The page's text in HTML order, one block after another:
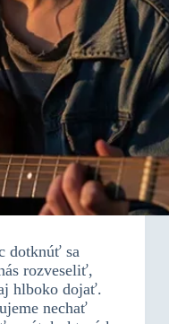
dotknúť sa
rozveseliť,
hlboko dojať.
nechať